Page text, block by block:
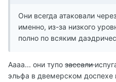
Они всегда атаковали
именно, из-за низкого
полно по всяким
Аааа... они тупо зассали
эльфа в двемерском доспехе